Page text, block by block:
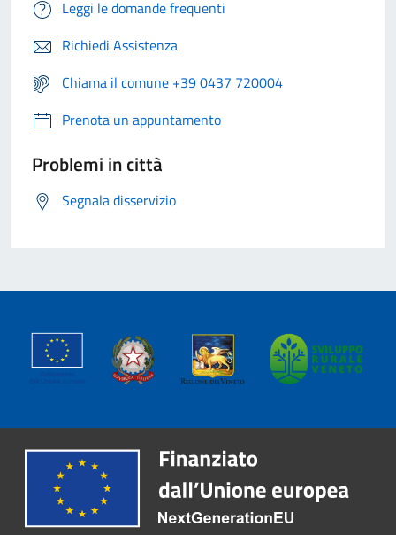
Leggi le domande frequenti
Richiedi Assistenza
Chiama il comune +39 0437 720004
Prenota un appuntamento
Problemi in città
Segnala disservizio